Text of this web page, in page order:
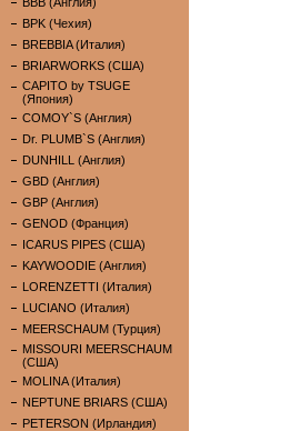
BPK (Чехия)
BREBBIA (Италия)
BRIARWORKS (США)
CAPITO by TSUGE
(Япония)
COMOY`S (Англия)
Dr. PLUMB`S (Англия)
DUNHILL (Англия)
GBD (Англия)
GBP (Англия)
GENOD (Франция)
ICARUS PIPES (США)
KAYWOODIE (Англия)
LORENZETTI (Италия)
LUCIANO (Италия)
MEERSCHAUM (Турция)
MISSOURI MEERSCHAUM
(США)
MOLINA (Италия)
NEPTUNE BRIARS (США)
PETERSON (Ирландия)